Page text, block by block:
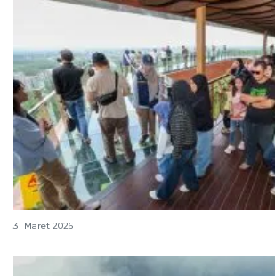
352.102 orang kunjungi IKN selama
31 Maret 2026